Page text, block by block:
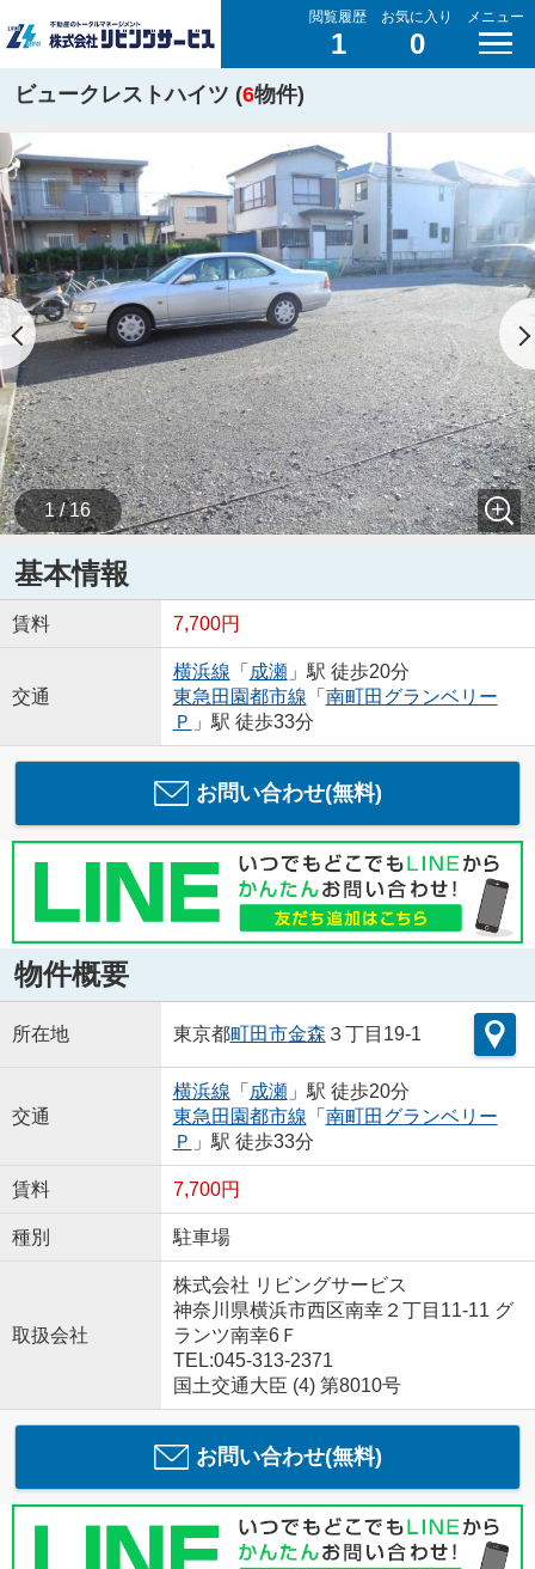
閲覧履歴
1
お気に入り
0
メニュー
ビュークレストハイツ (6物件)
1 / 16
基本情報
賃料 7,700円
交通
横浜線 「 成瀬」駅 徒歩20分
東急田園都市線 「 南町田グランベリー
Ｐ 」駅 徒歩33分
お問い合わせ(無料)
物件概要
所在地 東京都町田市金森 ３丁目19-1
交通
横浜線 「 成瀬」駅 徒歩20分
東急田園都市線 「 南町田グランベリー
Ｐ 」駅 徒歩33分
賃料 7,700円
種別 駐車場
取扱会社
株式会社 リビングサービス
神奈川県横浜市西区南幸２丁目11-11 グ
ランツ南幸6Ｆ
TEL:045-313-2371
国土交通大臣 (4) 第8010号
お問い合わせ(無料)